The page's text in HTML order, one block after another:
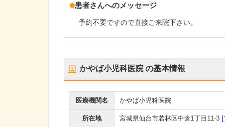
患者さんへのメッセージ
予約不要ですので直接ご来院下さい。
かやば小児科医院の基本情報
医療機関名 かやば小児科医院
所在地 宮城県仙台市若林区中倉1丁目11-3